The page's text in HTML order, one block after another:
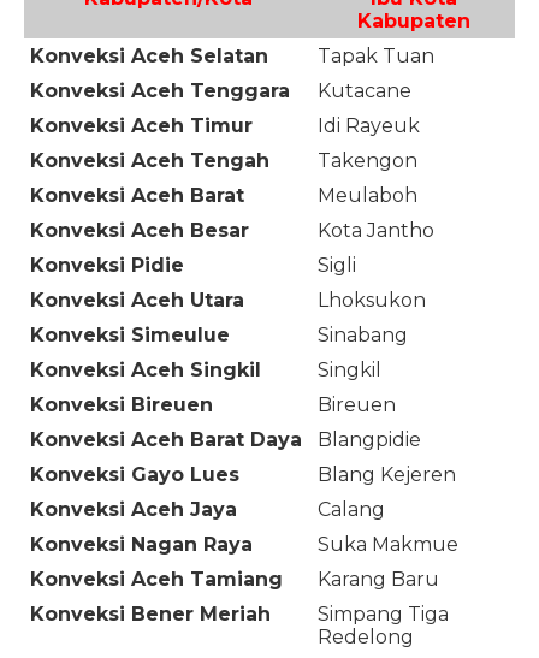
Kabupaten
Konveksi Aceh Selatan
Tapak Tuan
Konveksi Aceh Tenggara
Kutacane
Konveksi Aceh Timur
Idi Rayeuk
Konveksi Aceh Tengah
Takengon
Konveksi Aceh Barat
Meulaboh
Konveksi Aceh Besar
Kota Jantho
Konveksi Pidie
Sigli
Konveksi Aceh Utara
Lhoksukon
Konveksi Simeulue
Sinabang
Konveksi Aceh Singkil
Singkil
Konveksi Bireuen
Bireuen
Konveksi Aceh Barat Daya
Blangpidie
Konveksi Gayo Lues
Blang Kejeren
Konveksi Aceh Jaya
Calang
Konveksi Nagan Raya
Suka Makmue
Konveksi Aceh Tamiang
Karang Baru
Konveksi Bener Meriah
Simpang Tiga
Redelong